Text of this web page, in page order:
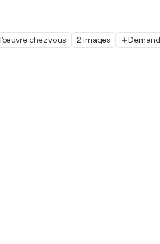
chez vous 2 images